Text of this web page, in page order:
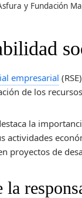
y Fundación
empresarial
de los
la
actividades
proyectos de
la